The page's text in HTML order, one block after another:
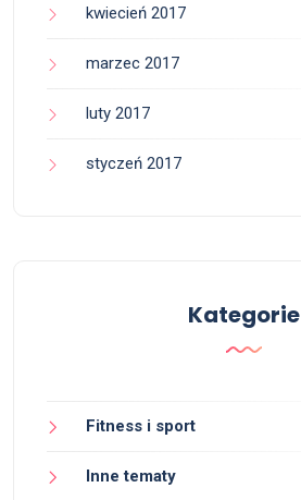
kwiecień 2017
marzec 2017
luty 2017
styczeń 2017
Kategorie
Fitness i sport
Inne tematy